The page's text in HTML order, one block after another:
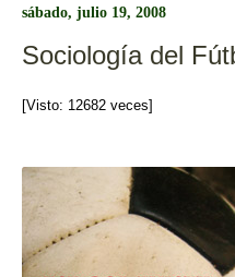
sábado, julio 19, 2008
Sociología del
[Visto: 12682 veces]